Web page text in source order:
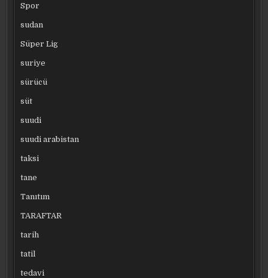
Spor
sudan
Süper Lig
suriye
sürücü
süt
suudi
suudi arabistan
taksi
tane
Tanıtım
TARAFTAR
tarih
tatil
tedavi